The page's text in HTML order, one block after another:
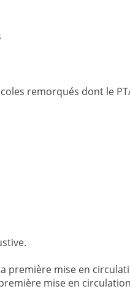
remorqués dont le
première mise en
mise en